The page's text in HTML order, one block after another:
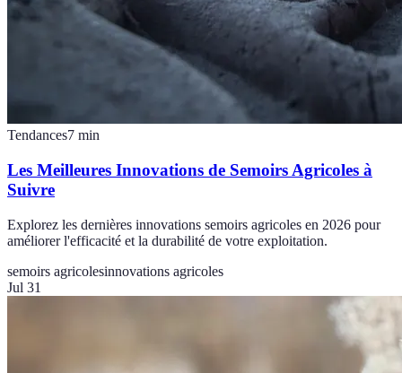
Tendances7 min
Les Meilleures Innovations de Semoirs Agricoles à
Suivre
Explorez les dernières innovations semoirs agricoles en 2026 pour
améliorer l'efficacité et la durabilité de votre exploitation.
semoirs agricolesinnovations agricoles
Jul 31